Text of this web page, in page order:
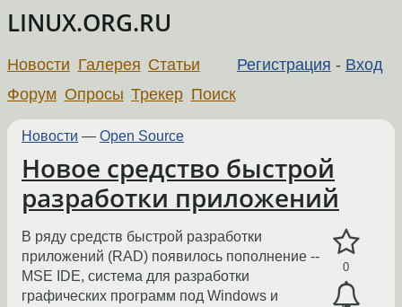
LINUX.ORG.RU
Регистрация - Вход
Новости Галерея Статьи
Форум Опросы Трекер Поиск
Новости — Open Source
Новое средство быстрой
разработки приложений
0
В ряду средств быстрой разработки
приложений (RAD) появилось пополнение --
MSE IDE, система для разработки
графических программ под Windows и